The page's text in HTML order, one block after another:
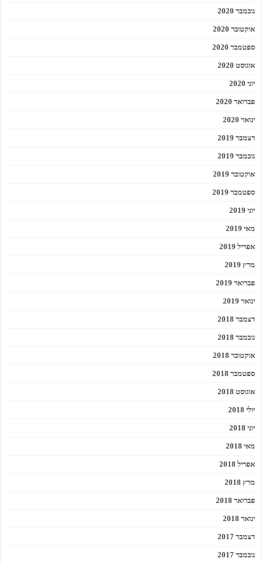
נובמבר 2020
אוקטובר 2020
ספטמבר 2020
אוגוסט 2020
יוני 2020
פברואר 2020
ינואר 2020
דצמבר 2019
נובמבר 2019
אוקטובר 2019
ספטמבר 2019
יוני 2019
מאי 2019
אפריל 2019
מרץ 2019
פברואר 2019
ינואר 2019
דצמבר 2018
נובמבר 2018
אוקטובר 2018
ספטמבר 2018
אוגוסט 2018
יולי 2018
יוני 2018
מאי 2018
אפריל 2018
מרץ 2018
פברואר 2018
ינואר 2018
דצמבר 2017
נובמבר 2017